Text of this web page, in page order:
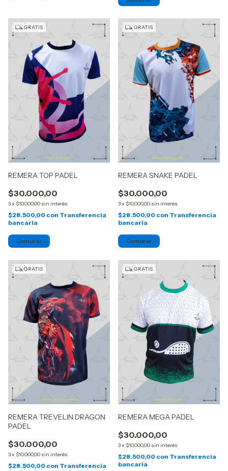
GRATIS
REMERA TOP PADEL
$30.000,00
3x $10.000,00 sin interés
$28.500,00 con Transferencia
bancaria
GRATIS
REMERA SNAKE PADEL
$30.000,00
3x $10.000,00 sin interés
$28.500,00 con Transferencia
bancaria
GRATIS
REMERA TREVELIN DRAGON
PADEL
$30.000,00
3x $10.000,00 sin interés
$28.500,00 con Transferencia
GRATIS
REMERA MEGA PADEL
$30.000,00
3x $10.000,00 sin interés
$28.500,00 con Transferencia
bancaria